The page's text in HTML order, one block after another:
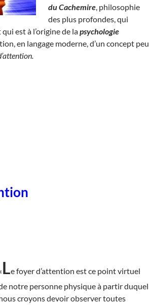
du Cachemire, philosophie
des plus profondes, qui
qui est à l’origine de lapsychologie
en langage moderne, d’un concept peu
Le foyer d’attention est ce point virtuel
notre personne physique à partir duquel
croyons devoir observer toutes